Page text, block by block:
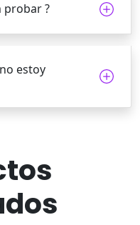
probar ?
estoy